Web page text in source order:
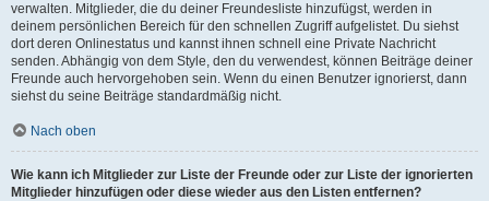
verwalten. Mitglieder, die du deiner Freundesliste hinzufügst, werden in
deinem persönlichen Bereich für den schnellen Zugriff aufgelistet. Du siehst
dort deren Onlinestatus und kannst ihnen schnell eine Private Nachricht
senden. Abhängig von dem Style, den du verwendest, können Beiträge deiner
Freunde auch hervorgehoben sein. Wenn du einen Benutzer ignorierst, dann
siehst du seine Beiträge standardmäßig nicht.
Nach oben
Wie kann ich Mitglieder zur Liste der Freunde oder zur Liste der ignorierten
Mitglieder hinzufügen oder diese wieder aus den Listen entfernen?